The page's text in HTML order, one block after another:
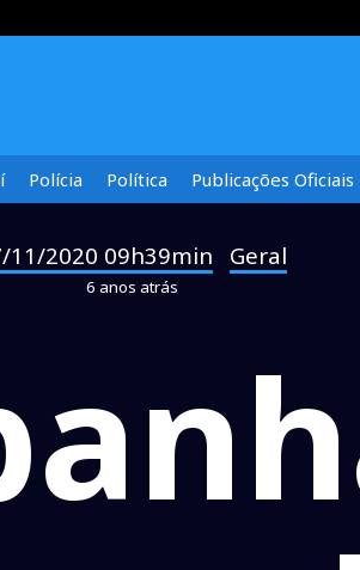
Polícia Política Publicações Oficiais
11/2020 09h39min Geral
6 anos atrás